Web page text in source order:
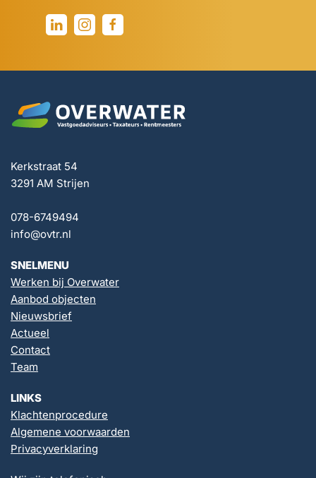
Kerkstraat 54
3291 AM Strijen
078-6749494
info@ovtr.nl
SNELMENU
Werken bij Overwater
Aanbod objecten
Nieuwsbrief
Actueel
Contact
Team
LINKS
Klachtenprocedure
Algemene voorwaarden
Privacyverklaring